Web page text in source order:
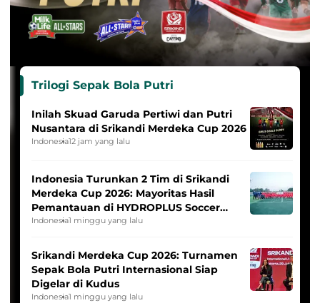
Trilogi Sepak Bola Putri
Inilah Skuad Garuda Pertiwi dan Putri
Nusantara di Srikandi Merdeka Cup 2026
Indonesia12 jam yang lalu
Indonesia Turunkan 2 Tim di Srikandi
Merdeka Cup 2026: Mayoritas Hasil
Pemantauan di HYDROPLUS Soccer
League
Indonesia1 minggu yang lalu
Srikandi Merdeka Cup 2026: Turnamen
Sepak Bola Putri Internasional Siap
Digelar di Kudus
Indonesia1 minggu yang lalu